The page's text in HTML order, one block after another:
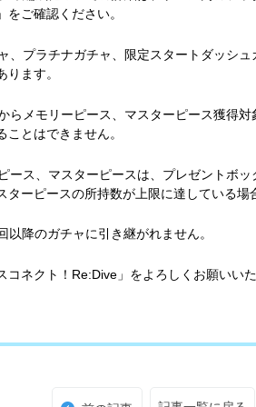
をご確認ください。
、プラチナガチャ、限定スタートダッシ
ります。
らメモリーピース、マスターピース獲得
ことはできません。
ース、マスターピースは、プレゼントボッ
ターピースの所持数が上限に達している場
以降のガチャに引き継がれません。
コネクト！Re:Dive」をよろしくお願いいた